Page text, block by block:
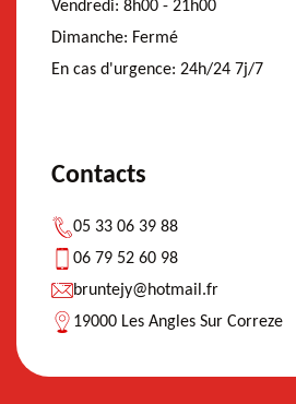
Vendredi: 8h00 - 21h00
Dimanche: Fermé
En cas d'urgence: 24h/24 7j/7
Contacts
05 33 06 39 88
06 79 52 60 98
bruntejy@hotmail.fr
19000 Les Angles Sur Correze